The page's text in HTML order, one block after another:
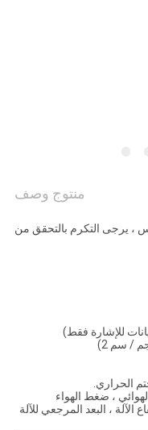
منتوج وصف
، يرجى التكرم بالتحقق من
الحراري.
، ضغط الهواء
، البعد المرجعي للآلة